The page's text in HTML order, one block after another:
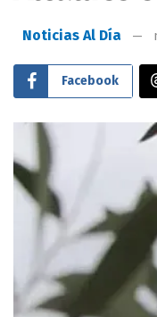
Noticias Al Día
Facebook